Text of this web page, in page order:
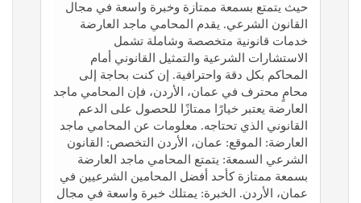
حيث يتمتع بسمعة ممتازة وخبرة واسعة في مجال
القانون الشرعي. يقدم المحامي ماجد العارضة
خدمات قانونية متخصصة وشاملة تشمل
الاستشارات الشرعية والتمثيل القانوني أمام
المحاكم بكل دقة واحترافية. إن كنت بحاجة إلى
محامٍ محترف في عمان، الأردن، فإن المحامي ماجد
العارضة يعتبر خيارًا ممتازًا للحصول على الدعم
القانوني الذي تحتاجه. معلومات عن المحامي ماجد
العارضة: الموقع: عمان، الأردن التخصص: القانون
الشرعي السمعة: يتمتع المحامي ماجد العارضة
بسمعة ممتازة كأحد أفضل المحامين الشرعيين في
عمان، الأردن. الخبرة: يمتلك خبرة واسعة في مجال